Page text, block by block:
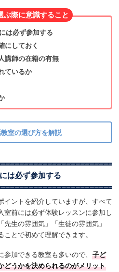
ぶ際に意識すること
は必ず参加する
にしておく
講師の在籍の有無
ているか
室の選び方を解説
は必ず参加する
イントを紹介していますが、すべて
室前には必ず体験レッスンに参加し
生の雰囲気」「生徒の雰囲気」
とで初めて理解できます。
加できる教室も多いので、 子ど
どうかを決められるのがメリット